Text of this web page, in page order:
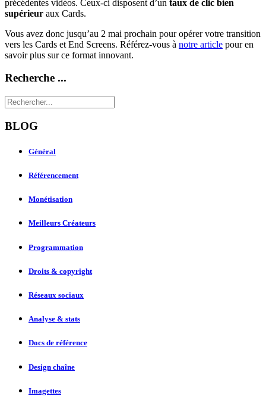
précédentes vidéos. Ceux-ci disposent d’un taux de clic bien
supérieur aux Cards.
Vous avez donc jusqu’au 2 mai prochain pour opérer votre transition
vers les Cards et End Screens. Référez-vous à notre article pour en
savoir plus sur ce format innovant.
Recherche ...
BLOG
Général
Référencement
Monétisation
Meilleurs Créateurs
Programmation
Droits & copyright
Réseaux sociaux
Analyse & stats
Docs de référence
Design chaîne
Imagettes